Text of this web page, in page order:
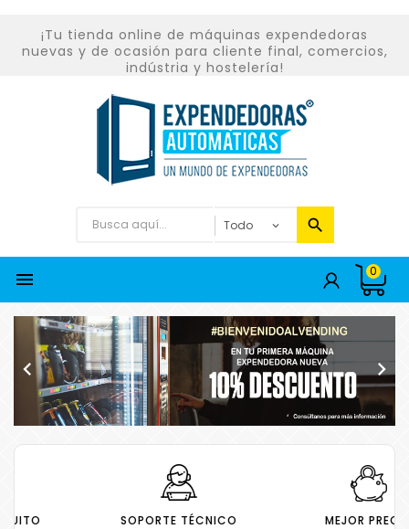
¡Tu tienda online de máquinas expendedoras
nuevas y de ocasión para cliente final, comercios,
indústria y hostelería!
 0
 
ENVÍO GRATUITO SOPORTE TÉCNICO